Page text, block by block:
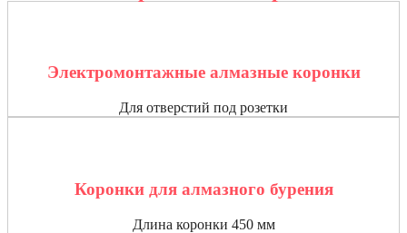
Электромонтажные алмазные коронки
Для отверстий под розетки
Коронки для алмазного бурения
Длина коронки 450 мм